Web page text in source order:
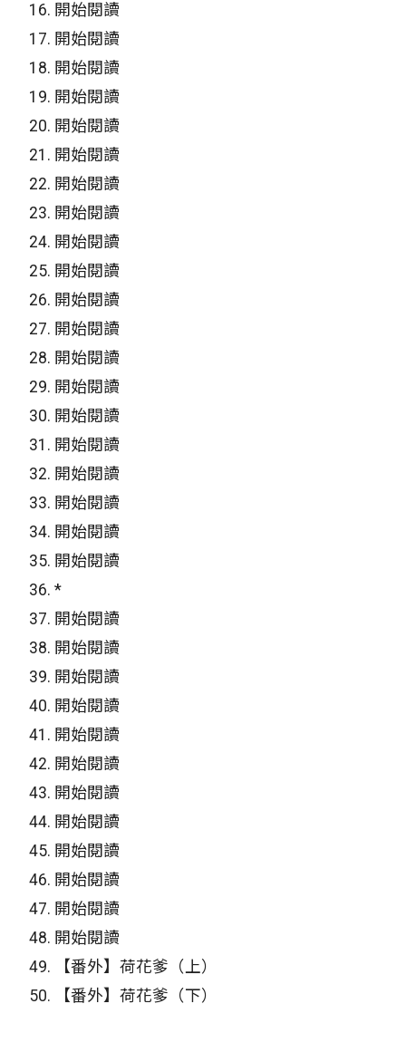
16. 開始閱讀
17. 開始閱讀
18. 開始閱讀
19. 開始閱讀
20. 開始閱讀
21. 開始閱讀
22. 開始閱讀
23. 開始閱讀
24. 開始閱讀
25. 開始閱讀
26. 開始閱讀
27. 開始閱讀
28. 開始閱讀
29. 開始閱讀
30. 開始閱讀
31. 開始閱讀
32. 開始閱讀
33. 開始閱讀
34. 開始閱讀
35. 開始閱讀
36. *
37. 開始閱讀
38. 開始閱讀
39. 開始閱讀
40. 開始閱讀
41. 開始閱讀
42. 開始閱讀
43. 開始閱讀
44. 開始閱讀
45. 開始閱讀
46. 開始閱讀
47. 開始閱讀
48. 開始閱讀
49.
【番外】荷花爹（上）
50.
【番外】荷花爹（下）